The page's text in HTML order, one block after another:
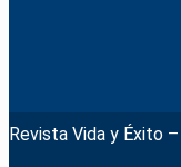
Revista Vida y Éxito